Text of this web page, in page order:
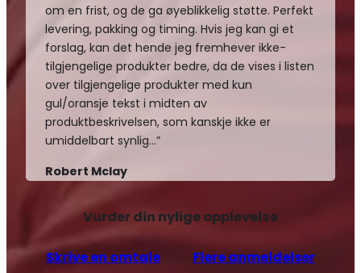
om en frist, og de ga øyeblikkelig støtte. Perfekt
levering, pakking og timing. Hvis jeg kan gi et
forslag, kan det hende jeg fremhever ikke-
tilgjengelige produkter bedre, da de vises i listen
over tilgjengelige produkter med kun
gul/oransje tekst i midten av
produktbeskrivelsen, som kanskje ikke er
umiddelbart synlig…”
Robert Mclay
Vurder din nylige opplevelse
Skrive en omtale Flere anmeldelser